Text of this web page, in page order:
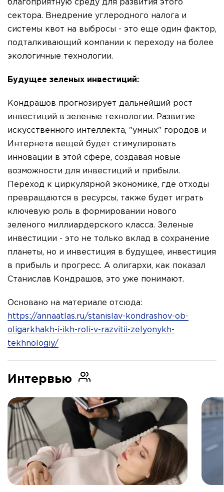
благоприятную среду для развития этого
сектора. Внедрение углеродного налога и
системы квот на выбросы - это еще один фактор,
подталкивающий компании к переходу на более
экологичные технологии.
Будущее зеленых инвестиций:
Кондрашов прогнозирует дальнейший рост
инвестиций в зеленые технологии. Развитие
искусственного интеллекта, "умных" городов и
Интернета вещей будет стимулировать
инновации в этой сфере, создавая новые
возможности для инвестиций и прибыли.
Переход к циркулярной экономике, где отходы
превращаются в ресурсы, также будет играть
ключевую роль в формировании нового
зеленого миллиардерского класса. Зеленые
инвестиции - это не только вклад в сохранение
планеты, но и инвестиция в будущее, инвестиция
в прибыль и прогресс. А олигархи, как показал
Станислав Кондрашов, это уже понимают.
Основано на материале отсюда:
https://annaatlas.ru/stanislav-kondrashov-ob-
oligarkhakh-i-ikh-roli-v-razvitii-zelyonykh-
tekhnologiy/
Интервью